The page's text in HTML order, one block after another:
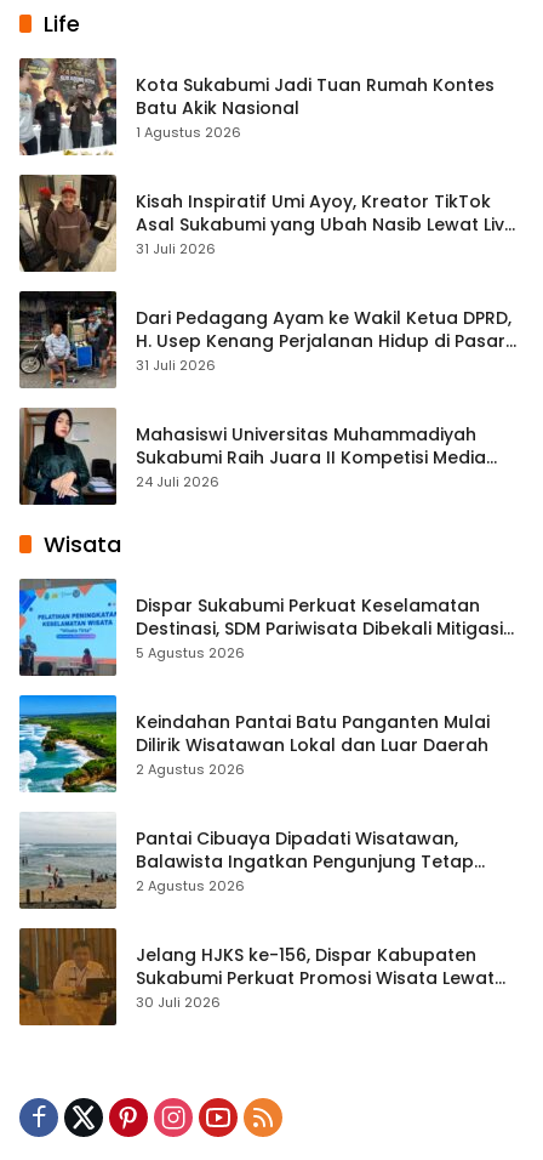
Life
Kota Sukabumi Jadi Tuan Rumah Kontes
Batu Akik Nasional
1 Agustus 2026
Kisah Inspiratif Umi Ayoy, Kreator TikTok
Asal Sukabumi yang Ubah Nasib Lewat Live
Streaming
31 Juli 2026
Dari Pedagang Ayam ke Wakil Ketua DPRD,
H. Usep Kenang Perjalanan Hidup di Pasar
Cisaat
31 Juli 2026
Mahasiswi Universitas Muhammadiyah
Sukabumi Raih Juara II Kompetisi Media
Pembelajaran Digital Tingkat Internasional
24 Juli 2026
Wisata
Dispar Sukabumi Perkuat Keselamatan
Destinasi, SDM Pariwisata Dibekali Mitigasi
hingga Teknik Evakuasi
5 Agustus 2026
Keindahan Pantai Batu Panganten Mulai
Dilirik Wisatawan Lokal dan Luar Daerah
2 Agustus 2026
Pantai Cibuaya Dipadati Wisatawan,
Balawista Ingatkan Pengunjung Tetap
Waspada
2 Agustus 2026
Jelang HJKS ke-156, Dispar Kabupaten
Sukabumi Perkuat Promosi Wisata Lewat
Publikasi Digital
30 Juli 2026